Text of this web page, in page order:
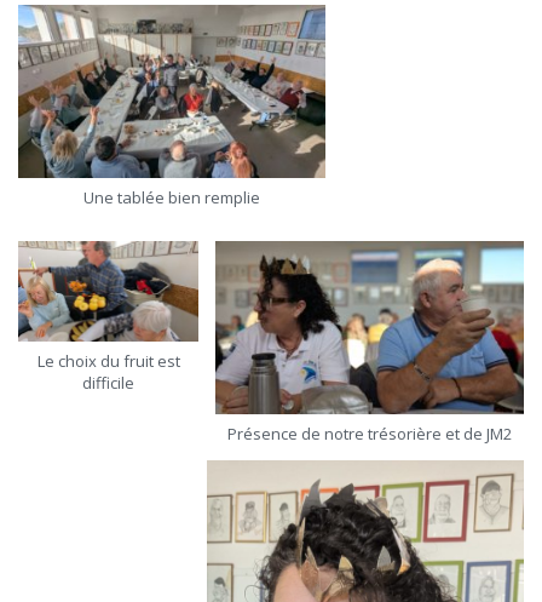
Une tablée bien remplie
Présence de notre trésorière et de JM2
Le choix du fruit est
difficile